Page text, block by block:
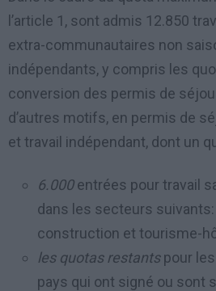
l’article 1, sont admis 12.850
extra-communautaires non
indépendants, y compris les
conversion des permis de
d’autres motifs, en permis de
et travail indépendant, dont un
6.000entrées pour travail
dans les secteurs
construction et tourisme-
les quotas restantspour
pays qui ont signé ou sont